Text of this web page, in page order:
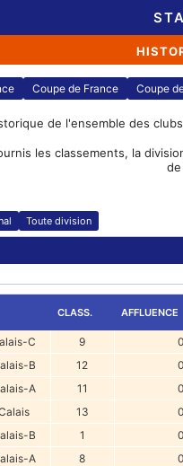
Coupe de France Coupe
de l'ensemble des
les classements, la
Toute division
CLASS. AFFLUENCE
C 9 0
B 12 0
A 11 0
13 0
B 1 0
A 8 0